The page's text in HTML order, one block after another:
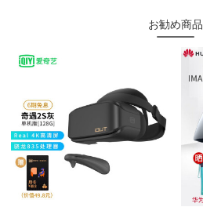
お勧め商品